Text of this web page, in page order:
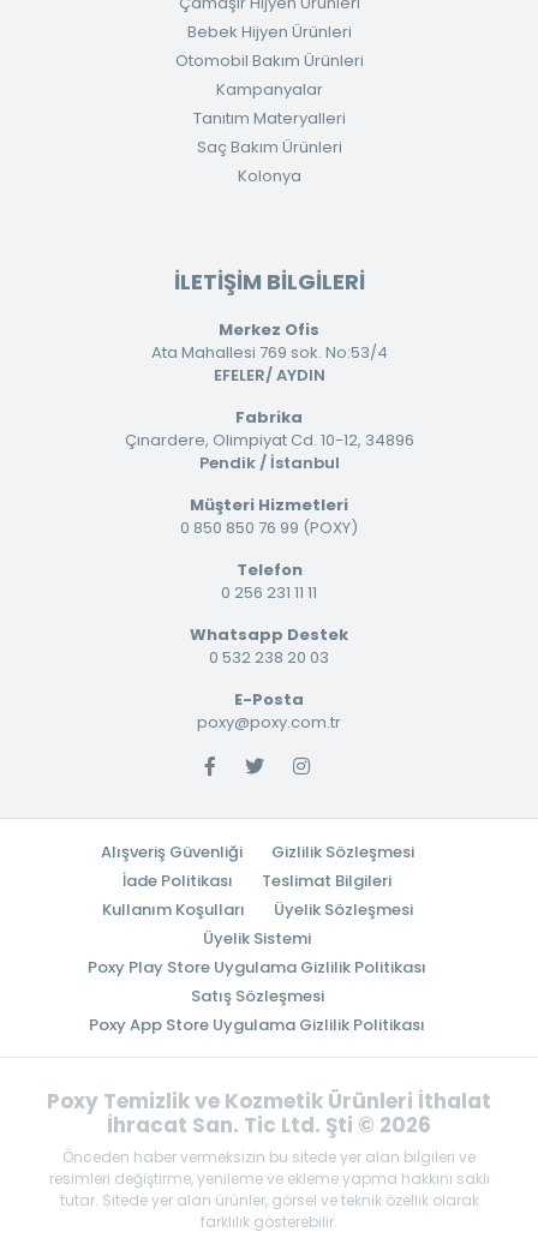
Bebek Hijyen Ürünleri
Otomobil Bakım Ürünleri
Kampanyalar
Tanıtım Materyalleri
Saç Bakım Ürünleri
Kolonya
İLETİŞİM BİLGİLERİ
Merkez Ofis
Ata Mahallesi 769 sok. No:53/4
EFELER/ AYDIN
Fabrika
Çınardere, Olimpiyat Cd. 10-12, 34896
Pendik / İstanbul
Müşteri Hizmetleri
0 850 850 76 99 (POXY)
Telefon
0 256 231 11 11
Whatsapp Destek
0 532 238 20 03
E-Posta
poxy@poxy.com.tr
Alışveriş Güvenliği
Gizlilik Sözleşmesi
İade Politikası
Teslimat Bilgileri
Kullanım Koşulları
Üyelik Sözleşmesi
Üyelik Sistemi
Poxy Play Store Uygulama Gizlilik Politikası
Satış Sözleşmesi
Poxy App Store Uygulama Gizlilik Politikası
Poxy Temizlik ve Kozmetik Ürünleri İthalat
İhracat San. Tic Ltd. Şti © 2026
Önceden haber vermeksizin bu sitede yer alan bilgileri ve
resimleri değiştirme, yenileme ve ekleme yapma hakkını saklı
tutar. Sitede yer alan ürünler, görsel ve teknik özellik olarak
farklılık gösterebilir.